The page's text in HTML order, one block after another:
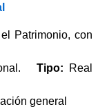
Patrimonio, con
Tipo:
Real
general